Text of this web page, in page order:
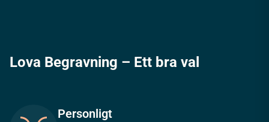
Lova Begravning – Ett bra val
Personligt